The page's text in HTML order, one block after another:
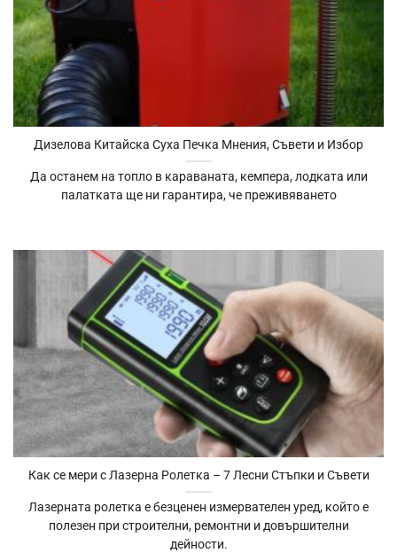
Дизелова Китайска Суха Печка Мнения, Съвети и Избор
Да останем на топло в караваната, кемпера, лодката или
палатката ще ни гарантира, че преживяването
Как се мери с Лазерна Ролетка – 7 Лесни Стъпки и Съвети
Лазерната ролетка е безценен измервателен уред, който е
полезен при строителни, ремонтни и довършителни
дейности.